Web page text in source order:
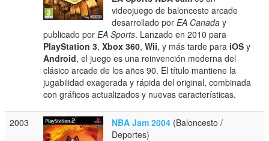
videojuego de baloncesto arcade
desarrollado porEA Canada y
publicado porEA Sports. Lanzado en 2010 para
PlayStation 3,Xbox 360,Wii, y más tarde para iOS y
Android, el juego es una reinvención moderna del
clásico arcade de los años 90. El título mantiene la
jugabilidad exagerada y rápida del original, combinada
con gráficos actualizados y nuevas características.
2003 NBA Jam 2004 (Baloncesto /
Deportes)